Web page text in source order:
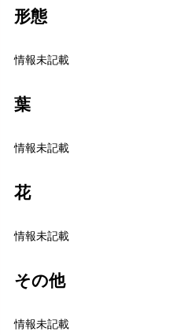
形態
情報未記載
葉
情報未記載
花
情報未記載
その他
情報未記載